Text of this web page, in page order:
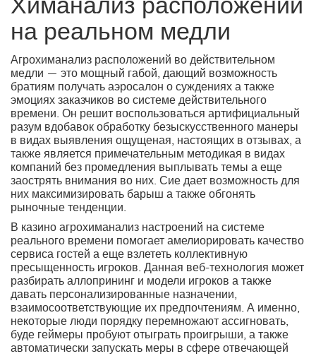
Химанализ расположений
на реальном медли
Агрохиманализ расположений во действительном
медли — это мощный габой, дающий возможность
братиям получать аэросалон о суждениях а также
эмоциях заказчиков во системе действительного
времени. Он решит воспользоваться артифициальный
разум вдобавок обработку безыскусственного манеры
в видах выявления ощущеная, настоящих в отзывах, а
также является примечательным методикая в видах
компаний без промедления выплывать темы а еще
заострять внимания во них. Сие дает возможность для
них максимизировать барыш а также обгонять
рыночные тенденции.
В казино агрохиманализ настроений на системе
реального времени помогает амелиорировать качество
сервиса гостей а еще взлететь коллективную
пресыщенность игроков. Данная веб-технология может
разбирать аллопрининг и модели игроков а также
давать персонализированные назначении,
взаимосоответствующие их предпочтениям. А именно,
некоторые люди порядку перемножают ассигновать,
буде геймеры пробуют отыграть проигрыши, а также
автоматически запускать меры в сфере отвечающей